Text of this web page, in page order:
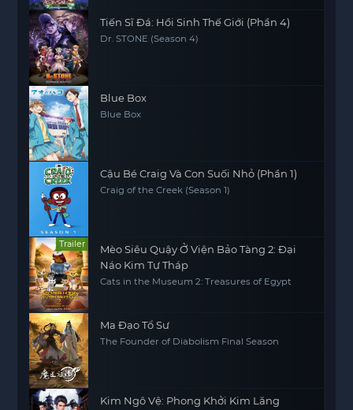
Tiến Sĩ Đá: Hồi Sinh Thế Giới (Phần 4)
Dr. STONE (Season 4)
Blue Box
Blue Box
Cậu Bé Craig Và Con Suối Nhỏ (Phần 1)
Craig of the Creek (Season 1)
Trailer
Mèo Siêu Quậy Ở Viện Bảo Tàng 2: Đại
Náo Kim Tự Tháp
Cats in the Museum 2: Treasures of Egypt
Ma Đạo Tổ Sư
The Founder of Diabolism Final Season
Kim Ngô Vệ: Phong Khởi Kim Lăng